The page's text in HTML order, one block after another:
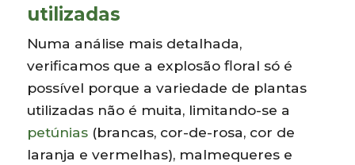
utilizadas
Numa análise mais detalhada,
verificamos que a explosão floral só é
possível porque a variedade de plantas
utilizadas não é muita, limitando-se a
petúnias (brancas, cor-de-rosa, cor de
laranja e vermelhas), malmequeres e